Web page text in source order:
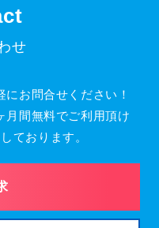
せ
お問合せください！
月間無料でご利用頂け
ております。